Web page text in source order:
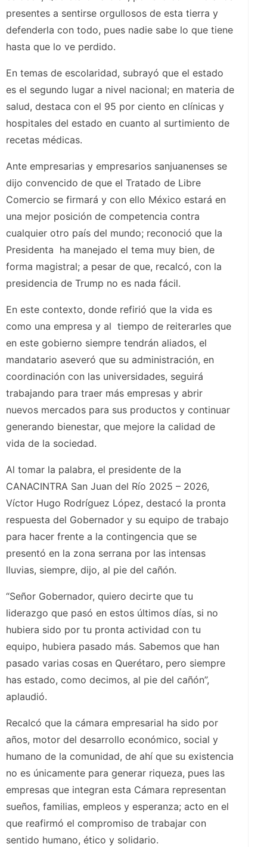
presentes a sentirse orgullosos de esta tierra y
defenderla con todo, pues nadie sabe lo que tiene
hasta que lo ve perdido.
En temas de escolaridad, subrayó que el estado
es el segundo lugar a nivel nacional; en materia de
salud, destaca con el 95 por ciento en clínicas y
hospitales del estado en cuanto al surtimiento de
recetas médicas.
Ante empresarias y empresarios sanjuanenses se
dijo convencido de que el Tratado de Libre
Comercio se firmará y con ello México estará en
una mejor posición de competencia contra
cualquier otro país del mundo; reconoció que la
Presidenta ha manejado el tema muy bien, de
forma magistral; a pesar de que, recalcó, con la
presidencia de Trump no es nada fácil.
En este contexto, donde refirió que la vida es
como una empresa y al tiempo de reiterarles que
en este gobierno siempre tendrán aliados, el
mandatario aseveró que su administración, en
coordinación con las universidades, seguirá
trabajando para traer más empresas y abrir
nuevos mercados para sus productos y continuar
generando bienestar, que mejore la calidad de
vida de la sociedad.
Al tomar la palabra, el presidente de la
CANACINTRA San Juan del Río 2025 – 2026,
Víctor Hugo Rodríguez López, destacó la pronta
respuesta del Gobernador y su equipo de trabajo
para hacer frente a la contingencia que se
presentó en la zona serrana por las intensas
lluvias, siempre, dijo, al pie del cañón.
“Señor Gobernador, quiero decirte que tu
liderazgo que pasó en estos últimos días, si no
hubiera sido por tu pronta actividad con tu
equipo, hubiera pasado más. Sabemos que han
pasado varias cosas en Querétaro, pero siempre
has estado, como decimos, al pie del cañón”,
aplaudió.
Recalcó que la cámara empresarial ha sido por
años, motor del desarrollo económico, social y
humano de la comunidad, de ahí que su existencia
no es únicamente para generar riqueza, pues las
empresas que integran esta Cámara representan
sueños, familias, empleos y esperanza; acto en el
que reafirmó el compromiso de trabajar con
sentido humano, ético y solidario.